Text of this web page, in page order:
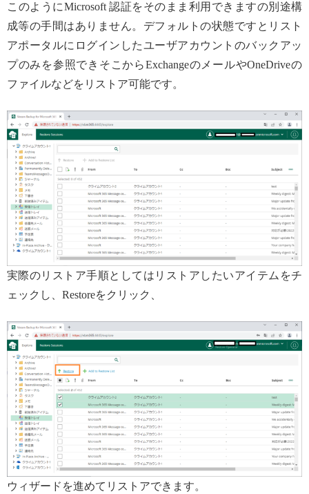
このようにMicrosoft 認証をそのまま利用できますの別途構
成等の手間はありません。デフォルトの状態ですとリスト
アポータルにログインしたユーザアカウントのバックアッ
プのみを参照できそこからExchangeのメールやOneDriveの
ファイルなどをリストア可能です。
実際のリストア手順としてはリストアしたいアイテムをチ
ェックし、Restoreをクリック、
ウィザードを進めてリストアできます。